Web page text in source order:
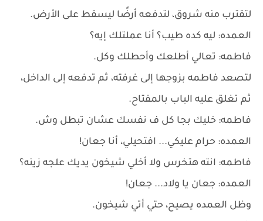
لتقترب منه شروق، لتدفعه أرضًا ليسقط على الأرض.
العمده: ليه كده طيب؟ أنا عملتلك إيه؟
فاطمه: تعالي أطلعك وأحطلك وكل.
لتصعد فاطمه بزوجها إلى غرفته، ثم تدفعه إلى الداخل،
ثم تغلق عليه الباب بالمفتاح.
فاطمه: خليك بجا كل ف نفسك عشان تبطل وش.
العمده: حرام عليكي... افتحيلي، أنا جعان!
فاطمه: انته هتخرس ولا أخلي شيخون يديك علجه زينه؟
العمده: جعان يا ولاد... جعان!
وظل العمده يصيح، حتي أتي شيخون.